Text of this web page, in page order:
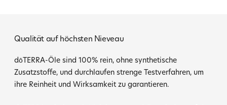
Qualität auf höchsten Nieveau
dōTERRA-Öle sind 100% rein, ohne synthetische
Zusatzstoffe, und durchlaufen strenge Testverfahren, um
ihre Reinheit und Wirksamkeit zu garantieren.